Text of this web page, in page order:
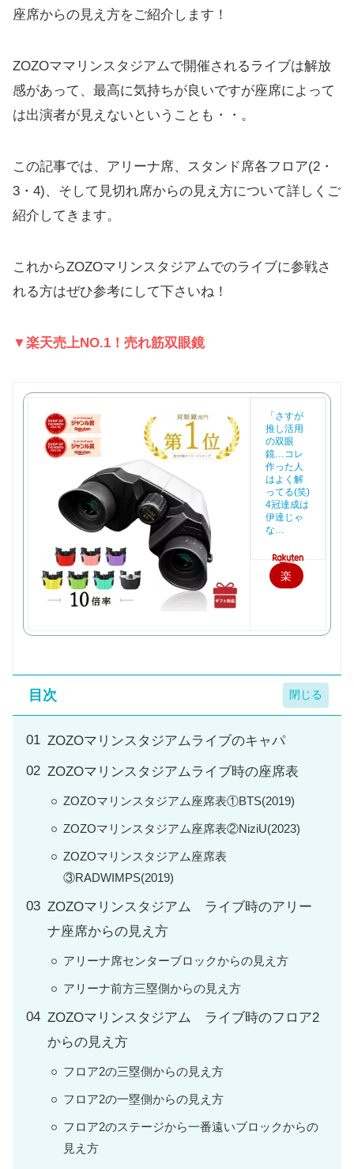
座席からの見え方をご紹介します！
ZOZOママリンスタジアムで開催されるライブは解放
感があって、最高に気持ちが良いですが座席によって
は出演者が見えないということも・・。
この記事では、アリーナ席、スタンド席各フロア(2・
3・4)、そして見切れ席からの見え方について詳しくご
紹介してきます。
これからZOZOマリンスタジアムでのライブに参戦さ
れる方はぜひ参考にして下さいね！
▼楽天売上NO.1！売れ筋双眼鏡
「さすが
推し活用
の双眼
鏡…コレ
作った人
はよく解
ってる(笑)
4冠達成は
伊達じゃ
な…
楽
入
目次
ZOZOマリンスタジアムライブのキャパ
ZOZOマリンスタジアムライブ時の座席表
ZOZOマリンスタジアム座席表①BTS(2019)
ZOZOマリンスタジアム座席表②NiziU(2023)
ZOZOマリンスタジアム座席表
③RADWIMPS(2019)
ZOZOマリンスタジアム ライブ時のアリー
ナ座席からの見え方
アリーナ席センターブロックからの見え方
アリーナ前方三塁側からの見え方
ZOZOマリンスタジアム ライブ時のフロア2
からの見え方
フロア2の三塁側からの見え方
フロア2の一塁側からの見え方
フロア2のステージから一番遠いブロックからの
見え方